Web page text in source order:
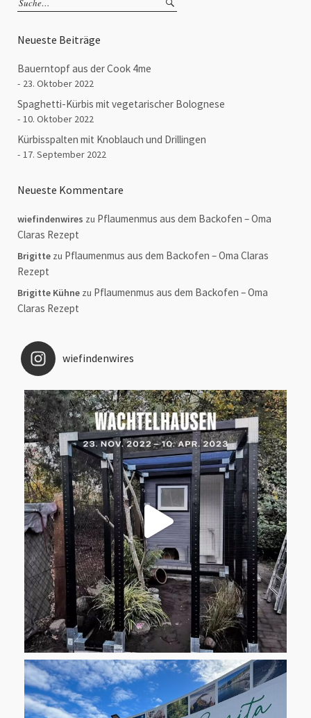
Neueste Beiträge
Bauerntopf aus der Cook 4me
23. Oktober 2022
Spaghetti-Kürbis mit vegetarischer Bolognese
10. Oktober 2022
Kürbisspalten mit Knoblauch und Drillingen
17. September 2022
Neueste Kommentare
wiefindenwires zu Pflaumenmus aus dem Backofen – Oma
Claras Rezept
Brigitte zu Pflaumenmus aus dem Backofen – Oma Claras
Rezept
Brigitte Kühne zu Pflaumenmus aus dem Backofen – Oma
Claras Rezept
wiefindenwires